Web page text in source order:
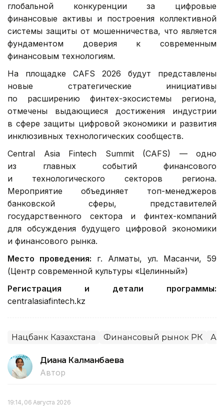
глобальной конкуренции за цифровые
финансовые активы и построения коллективной
системы защиты от мошенничества, что является
фундаментом доверия к современным
финансовым технологиям.
На площадке CAFS 2026 будут представлены
новые стратегические инициативы
по расширению финтех-экосистемы региона,
отмечены выдающиеся достижения индустрии
в сфере защиты цифровой экономики и развития
инклюзивных технологических сообществ.
Central Asia Fintech Summit (CAFS) — одно
из главных событий финансового
и технологического секторов региона.
Мероприятие объединяет топ-менеджеров
банковской сферы, представителей
государственного сектора и финтех-компаний
для обсуждения будущего цифровой экономики
и финансового рынка.
Место проведения: г. Алматы, ул. Масанчи, 59
(Центр современной культуры «Целинный»)
Регистрация и детали программы:
centralasiafintech.kz
Нацбанк Казахстана Финансовый рынок РК
Диана Калманбаева
Автор
19:14, 06 Августа 2026